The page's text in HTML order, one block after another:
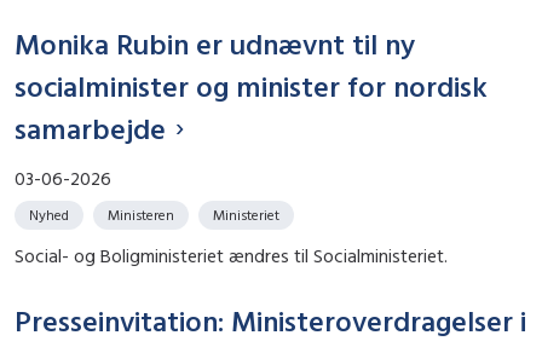
Monika Rubin er udnævnt til ny
socialminister og minister for nordisk
samarbejde
03-06-2026
Nyhed Ministeren Ministeriet
Social- og Boligministeriet ændres til Socialministeriet.
Presseinvitation: Ministeroverdragelser i